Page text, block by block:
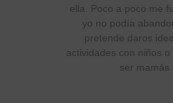
ella. Poco a poco me
yo no podía
pretende daros
actividades con niños
ser mamás